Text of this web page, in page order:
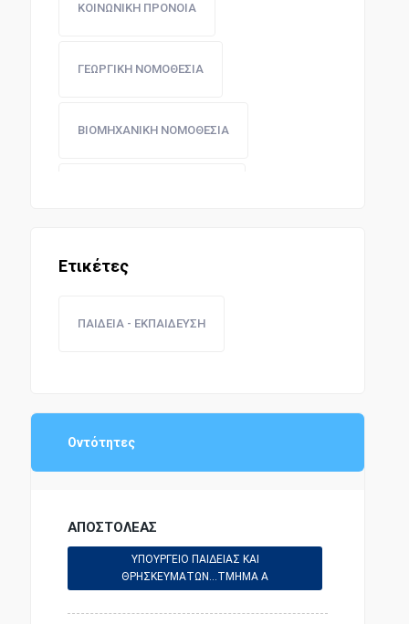
ΚΟΙΝΩΝΙΚΗ ΠΡΟΝΟΙΑ
ΓΕΩΡΓΙΚΗ ΝΟΜΟΘΕΣΙΑ
ΒΙΟΜΗΧΑΝΙΚΗ ΝΟΜΟΘΕΣΙΑ
ΕΚΠΑΙΔΕΥΤΙΚΗ ΝΟΜΟΘΕΣΙΑ
ΤΥΠΟΣ ΚΑΙ ΤΟΥΡΙΣΜΟΣ
Ετικέτες
ΠΑΙΔΕΙΑ - ΕΚΠΑΙΔΕΥΣΗ
Οντότητες
ΑΠΟΣΤΟΛΕΑΣ
ΥΠΟΥΡΓΕΙΟ ΠΑΙΔΕΙΑΣ ΚΑΙ
ΘΡΗΣΚΕΥΜΑΤΩΝ...ΤΜΗΜΑ Α